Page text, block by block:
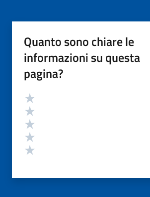
Quanto sono chiare le
informazioni su questa
pagina?
Valutazione